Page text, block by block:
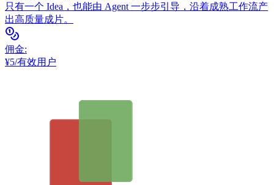
只有一个 Idea，也能由 Agent 一步步引导，沿着成熟工作流产
出高质量成片。
佣金:
¥5/有效用户